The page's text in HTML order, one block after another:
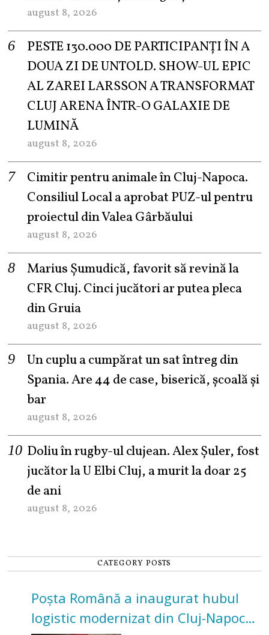
august 8, 2026
PESTE 130.000 DE PARTICIPANȚI ÎN A
DOUA ZI DE UNTOLD. SHOW-UL EPIC
AL ZAREI LARSSON A TRANSFORMAT
CLUJ ARENA ÎNTR-O GALAXIE DE
LUMINĂ
august 8, 2026
Cimitir pentru animale în Cluj-Napoca.
Consiliul Local a aprobat PUZ-ul pentru
proiectul din Valea Gârbăului
august 8, 2026
Marius Șumudică, favorit să revină la
CFR Cluj. Cinci jucători ar putea pleca
din Gruia
august 8, 2026
Un cuplu a cumpărat un sat întreg din
Spania. Are 44 de case, biserică, școală și
bar
august 8, 2026
Doliu în rugby-ul clujean. Alex Șuler, fost
jucător la U Elbi Cluj, a murit la doar 25
de ani
august 8, 2026
CATEGORY POSTS
Poșta Română a inaugurat hubul
logistic modernizat din Cluj-Napoca.